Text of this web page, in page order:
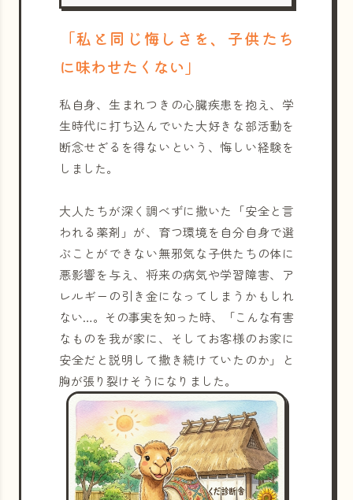
「私と同じ悔しさを、子供たち
に味わせたくない」
私自身、生まれつきの心臓疾患を抱え、学
生時代に打ち込んでいた大好きな部活動を
断念せざるを得ないという、悔しい経験を
しました。
大人たちが深く調べずに撒いた「安全と言
われる薬剤」が、育つ環境を自分自身で選
ぶことができない無邪気な子供たちの体に
悪影響を与え、将来の病気や学習障害、ア
レルギーの引き金になってしまうかもしれ
ない…。その事実を知った時、「こんな有害
なものを我が家に、そしてお客様のお家に
安全だと説明して撒き続けていたのか」と
胸が張り裂けそうになりました。